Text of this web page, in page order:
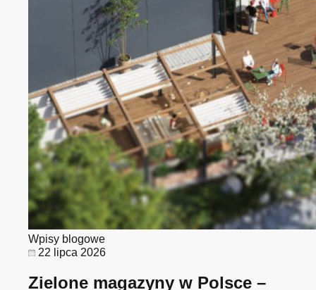
Wpisy blogowe
22 lipca 2026
Zielone magazyny w Polsce –